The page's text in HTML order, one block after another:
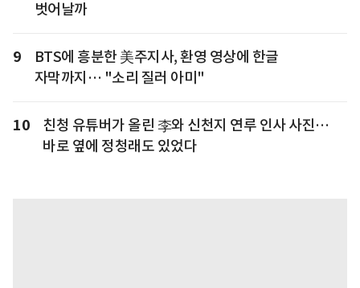
벗어날까
9
BTS에 흥분한 美주지사, 환영 영상에 한글
자막까지… "소리 질러 아미"
10
친청 유튜버가 올린 李와 신천지 연루 인사 사진…
바로 옆에 정청래도 있었다